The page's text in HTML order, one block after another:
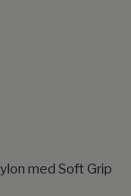
med Soft Grip